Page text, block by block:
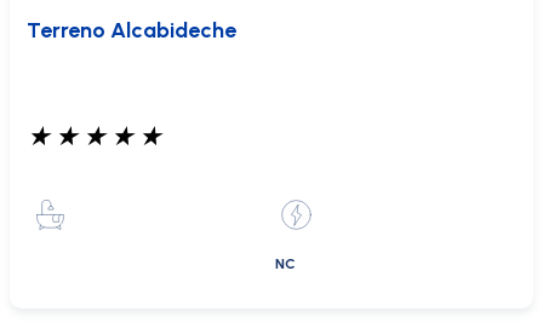
Terreno Alcabideche
★ ★ ★ ★ ★
NC